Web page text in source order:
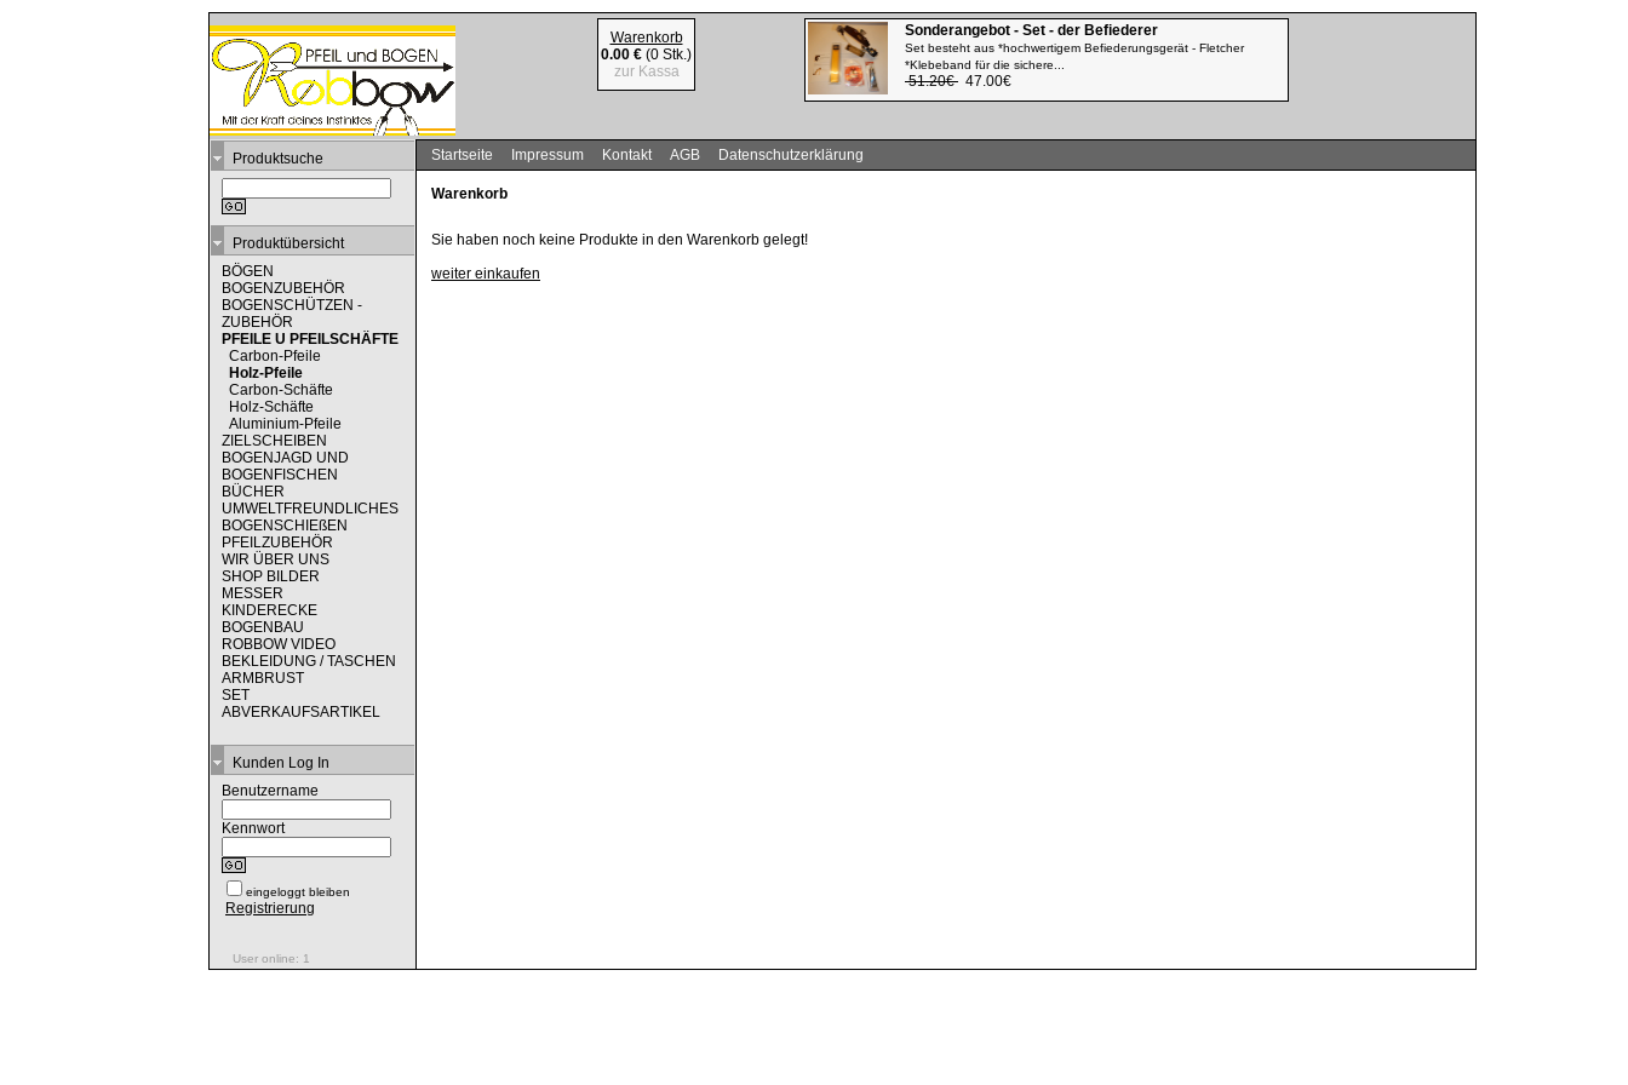
Warenkorb
0.00 € (0 Stk.)
zur Kassa
Sonderangebot - Set - der Befiederer
Set besteht aus *hochwertigem Befiederungsgerät - Fletcher
*Klebeband für die sichere...
51.20€ 47.00€
Produktsuche
Produktübersicht
BÖGEN
BOGENZUBEHÖR
BOGENSCHÜTZEN -
ZUBEHÖR
PFEILE U PFEILSCHÄFTE
Carbon-Pfeile
Holz-Pfeile
Carbon-Schäfte
Holz-Schäfte
Aluminium-Pfeile
ZIELSCHEIBEN
BOGENJAGD UND
BOGENFISCHEN
BÜCHER
UMWELTFREUNDLICHES
BOGENSCHIEßEN
PFEILZUBEHÖR
WIR ÜBER UNS
SHOP BILDER
MESSER
KINDERECKE
BOGENBAU
ROBBOW VIDEO
BEKLEIDUNG / TASCHEN
ARMBRUST
SET
ABVERKAUFSARTIKEL
Kunden Log In
Benutzername
Kennwort
eingeloggt bleiben
Registrierung
User online: 1
Startseite Impressum Kontakt AGB Datenschutzerklärung
Warenkorb
Sie haben noch keine Produkte in den Warenkorb gelegt!
weiter einkaufen